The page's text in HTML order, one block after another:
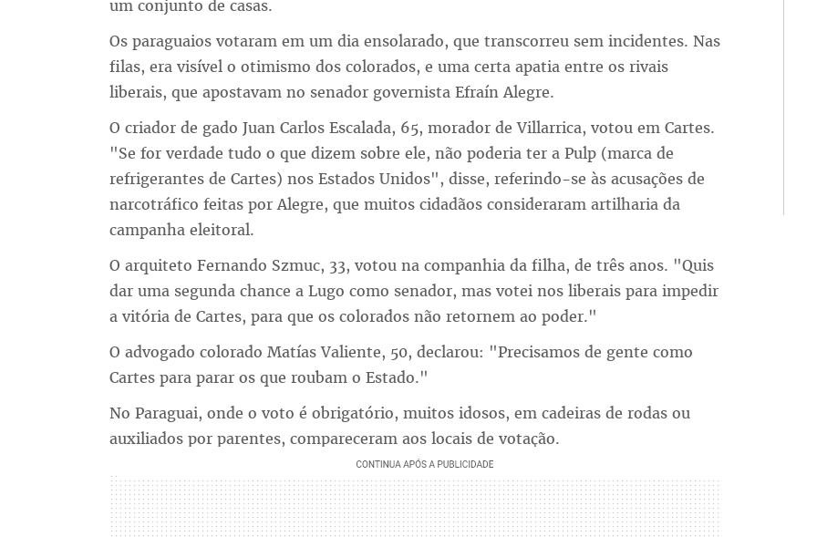
um conjunto de casas.
Os paraguaios votaram em um dia ensolarado, que transcorreu sem incidentes. Nas
filas, era visível o otimismo dos colorados, e uma certa apatia entre os rivais
liberais, que apostavam no senador governista Efraín Alegre.
O criador de gado Juan Carlos Escalada, 65, morador de Villarrica, votou em Cartes.
"Se for verdade tudo o que dizem sobre ele, não poderia ter a Pulp (marca de
refrigerantes de Cartes) nos Estados Unidos", disse, referindo-se às acusações de
narcotráfico feitas por Alegre, que muitos cidadãos consideraram artilharia da
campanha eleitoral.
O arquiteto Fernando Szmuc, 33, votou na companhia da filha, de três anos. "Quis
dar uma segunda chance a Lugo como senador, mas votei nos liberais para impedir
a vitória de Cartes, para que os colorados não retornem ao poder."
O advogado colorado Matías Valiente, 50, declarou: "Precisamos de gente como
Cartes para parar os que roubam o Estado."
No Paraguai, onde o voto é obrigatório, muitos idosos, em cadeiras de rodas ou
auxiliados por parentes, compareceram aos locais de votação.